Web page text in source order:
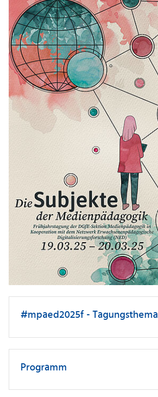
#mpaed2025f - Tagungsthema
Programm